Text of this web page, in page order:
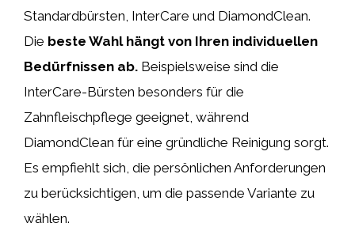
Standardbürsten, InterCare und DiamondClean.
Die beste Wahl hängt von Ihren individuellen
Bedürfnissen ab. Beispielsweise sind die
InterCare-Bürsten besonders für die
Zahnfleischpflege geeignet, während
DiamondClean für eine gründliche Reinigung sorgt.
Es empfiehlt sich, die persönlichen Anforderungen
zu berücksichtigen, um die passende Variante zu
wählen.